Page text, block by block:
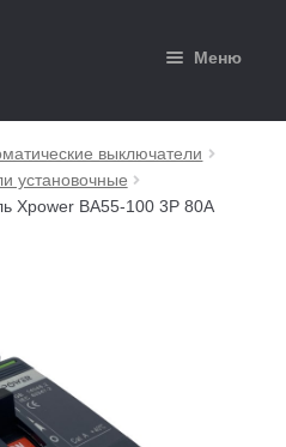
Меню
выключатели
установочные
Xpower ВА55-100 3Р 80А